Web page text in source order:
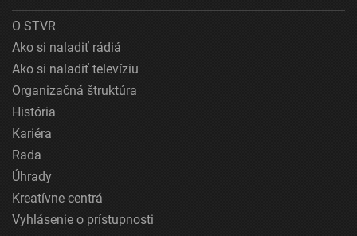
O STVR
Ako si naladiť rádiá
Ako si naladiť televíziu
Organizačná štruktúra
História
Kariéra
Rada
Úhrady
Kreatívne centrá
Vyhlásenie o prístupnosti